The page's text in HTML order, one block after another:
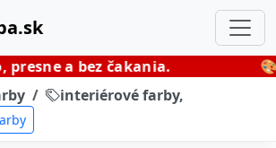
čakania.
🎨 Miešané
interiérové farby,